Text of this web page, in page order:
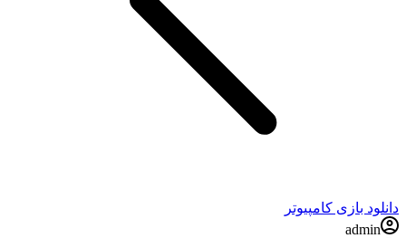
دانلود بازی کامپیوتر
admin